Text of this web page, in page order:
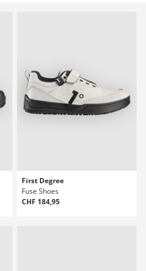
First Degree
Fuse Shoes
CHF 184,95